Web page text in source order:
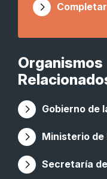
Organismos
Gobierno de
Ministerio de
Secretaría